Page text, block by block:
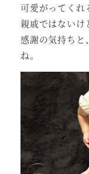
可愛がってくれ
親戚ではないけ
感謝の気持ちと
ね。